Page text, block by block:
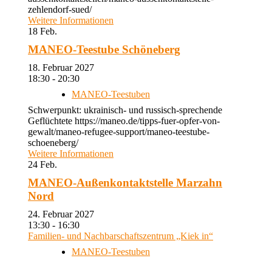
zehlendorf-sued/
Weitere Informationen
18 Feb.
MANEO-Teestube Schöneberg
18. Februar 2027
18:30 - 20:30
MANEO-Teestuben
Schwerpunkt: ukrainisch- und russisch-sprechende
Geflüchtete https://maneo.de/tipps-fuer-opfer-von-
gewalt/maneo-refugee-support/maneo-teestube-
schoeneberg/
Weitere Informationen
24 Feb.
MANEO-Außenkontaktstelle Marzahn
Nord
24. Februar 2027
13:30 - 16:30
Familien- und Nachbarschaftszentrum „Kiek in“
MANEO-Teestuben